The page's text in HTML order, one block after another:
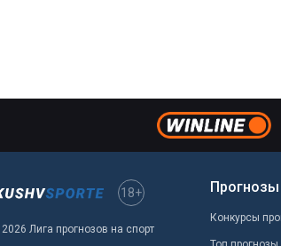
18+
Лига прогнозов на спорт
Прогнозы
Конкурсы